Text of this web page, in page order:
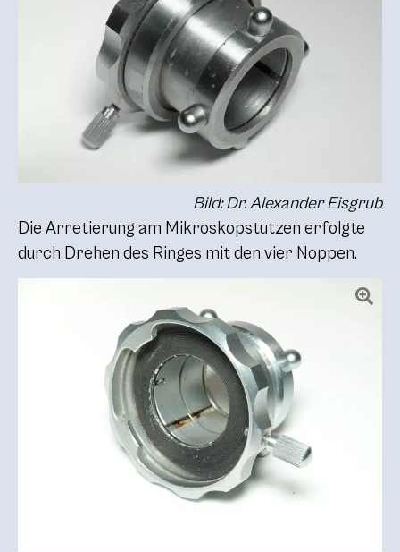
Bild: Dr. Alexander Eisgrub
Die Arretierung am Mikroskopstutzen erfolgte
durch Drehen des Ringes mit den vier Noppen.